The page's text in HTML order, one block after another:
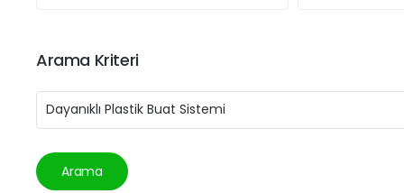
Arama Kriteri
Arama